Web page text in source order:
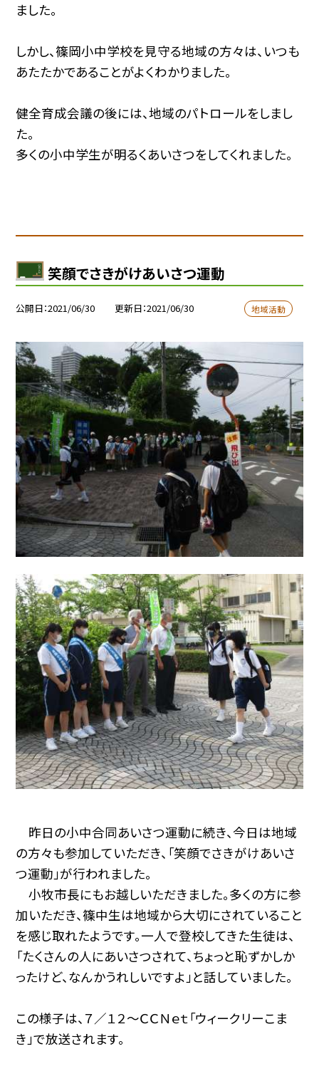
ました。
しかし、篠岡小中学校を見守る地域の方々は、いつも
あたたかであることがよくわかりました。
健全育成会議の後には、地域のパトロールをしまし
た。
多くの小中学生が明るくあいさつをしてくれました。
笑顔でさきがけあいさつ運動
公開日 2021/06/30 更新日 2021/06/30 地域活動
昨日の小中合同あいさつ運動に続き、今日は地域
の方々も参加していただき、「笑顔でさきがけあいさ
つ運動」が行われました。
小牧市長にもお越しいただきました。多くの方に参
加いただき、篠中生は地域から大切にされていること
を感じ取れたようです。一人で登校してきた生徒は、
「たくさんの人にあいさつされて、ちょっと恥ずかしか
ったけど、なんかうれしいですよ」と話していました。
この様子は、７／１２〜ＣＣＮｅｔ「ウィークリーこま
き」で放送されます。